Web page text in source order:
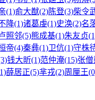
(1)俞大猷(2)陈登(3)柴令
降(1)诸葛虔(1)史涣(2)名
照邻(5)熊成基(1)朱友贞
帝(4)秦彝(1)卫伉(1)守株
钱大昕(1)范仲淹(15)张僧
薛居正(5)芈戎(2)周厘王